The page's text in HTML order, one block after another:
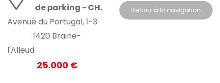
de parking - CH.
Avenue du Portugal, 1-3
1420 Braine-
l'Alleud
25.000 €
Retour à la navigation